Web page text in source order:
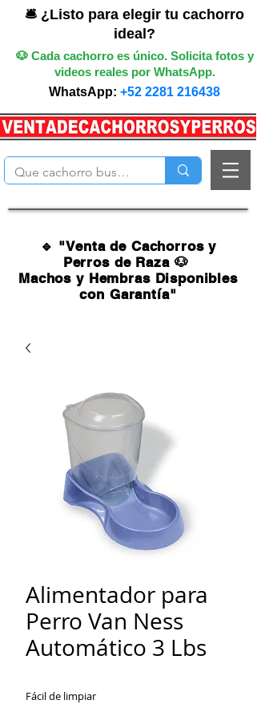
🛎️ ¿Listo para elegir tu cachorro
ideal?
🐶 Cada cachorro es único. Solicita fotos y
videos reales por WhatsApp.
WhatsApp: +52 2281 216438
🔹 "Venta de Cachorros y
Perros de Raza 🐶
Machos y Hembras Disponibles
con Garantía"
Alimentador para
Perro Van Ness
Automático 3 Lbs
Fácil de limpiar